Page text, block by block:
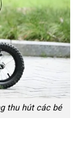
thu hút các bé